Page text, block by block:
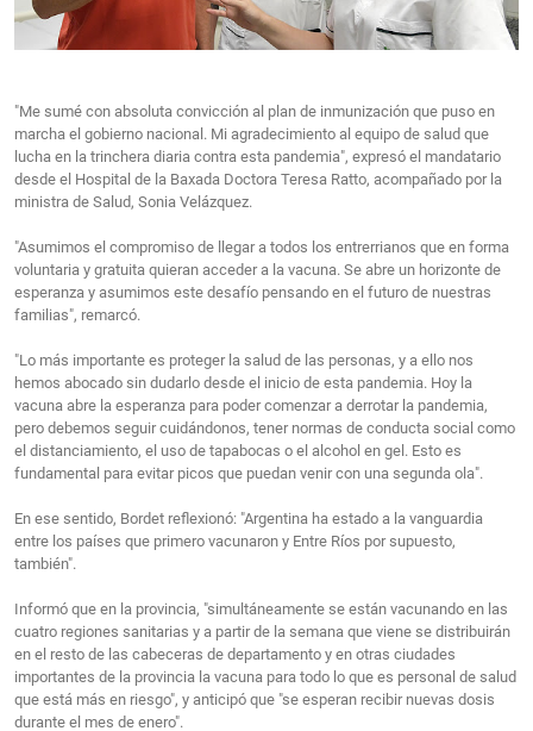
"Me sumé con absoluta convicción al plan de inmunización que puso en
marcha el gobierno nacional. Mi agradecimiento al equipo de salud que
lucha en la trinchera diaria contra esta pandemia", expresó el mandatario
desde el Hospital de la Baxada Doctora Teresa Ratto, acompañado por la
ministra de Salud, Sonia Velázquez.
"Asumimos el compromiso de llegar a todos los entrerrianos que en forma
voluntaria y gratuita quieran acceder a la vacuna. Se abre un horizonte de
esperanza y asumimos este desafío pensando en el futuro de nuestras
familias", remarcó.
"Lo más importante es proteger la salud de las personas, y a ello nos
hemos abocado sin dudarlo desde el inicio de esta pandemia. Hoy la
vacuna abre la esperanza para poder comenzar a derrotar la pandemia,
pero debemos seguir cuidándonos, tener normas de conducta social como
el distanciamiento, el uso de tapabocas o el alcohol en gel. Esto es
fundamental para evitar picos que puedan venir con una segunda ola".
En ese sentido, Bordet reflexionó: "Argentina ha estado a la vanguardia
entre los países que primero vacunaron y Entre Ríos por supuesto,
también".
Informó que en la provincia, "simultáneamente se están vacunando en las
cuatro regiones sanitarias y a partir de la semana que viene se distribuirán
en el resto de las cabeceras de departamento y en otras ciudades
importantes de la provincia la vacuna para todo lo que es personal de salud
que está más en riesgo", y anticipó que "se esperan recibir nuevas dosis
durante el mes de enero".